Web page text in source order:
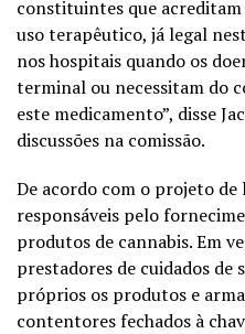
constituintes que
uso terapêutico, já legal
nos hospitais quando os
terminal ou necessitam do
este medicamento”, disse
discussões na comissão.
De acordo com o projeto de
responsáveis pelo
produtos de cannabis. Em
prestadores de cuidados de
próprios os produtos e
contentores fechados à